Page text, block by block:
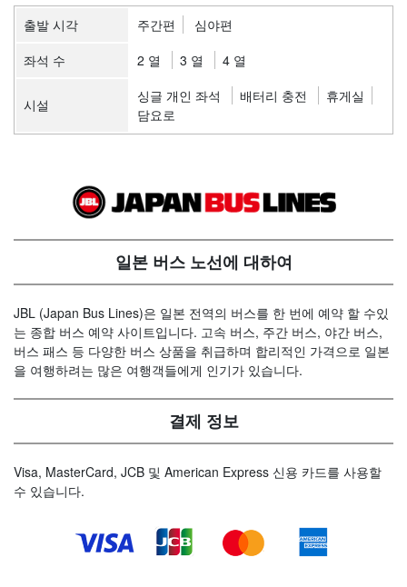
출발 시각 주간편
심야편
좌석 수
2 열 3 열 4 열
시설 싱글 개인 좌석 배터리 충전
휴게실
담요로
일본 버스 노선에 대하여
JBL (Japan Bus Lines)은 일본 전역의 버스를 한 번에 예약 할 수있
는 종합 버스 예약 사이트입니다. 고속 버스, 주간 버스, 야간 버스,
버스 패스 등 다양한 버스 상품을 취급하며 합리적인 가격으로 일본
을 여행하려는 많은 여행객들에게 인기가 있습니다.
결제 정보
Visa, MasterCard, JCB 및 American Express 신용 카드를 사용할
수 있습니다.